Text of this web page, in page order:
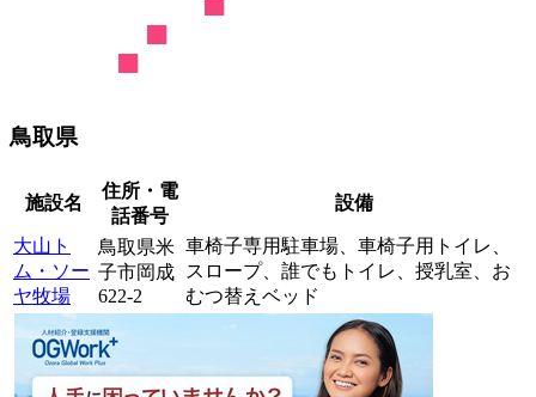
鳥取県
施設名
住所・電
話番号
設備
大山ト
ム・ソー
ヤ牧場
鳥取県米
子市岡成
622-2
車椅子専用駐車場、 車椅子用トイレ、
スロープ、 誰でもトイレ、 授乳室、 お
むつ替えベッド